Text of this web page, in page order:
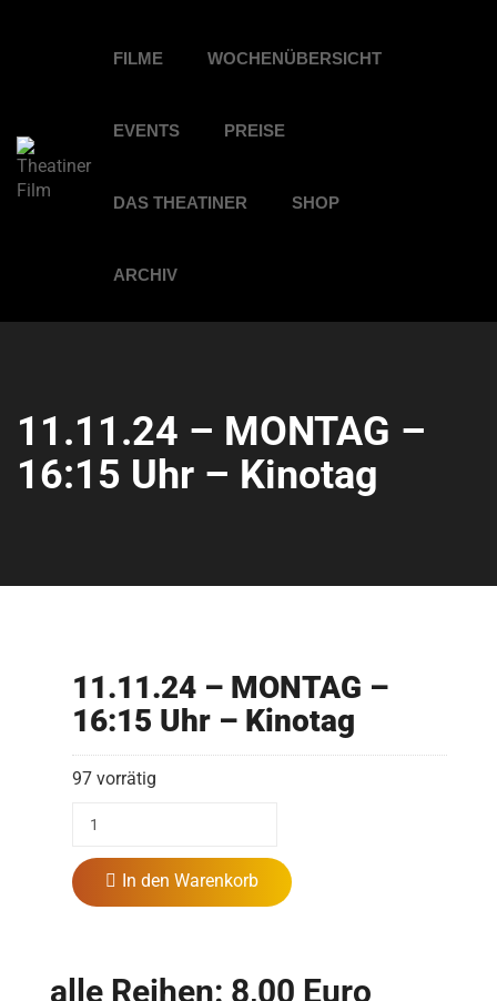
FILME WOCHENÜBERSICHT
EVENTS PREISE
DAS THEATINER SHOP
ARCHIV
11.11.24 – MONTAG –
16:15 Uhr – Kinotag
11.11.24 – MONTAG –
16:15 Uhr – Kinotag
97 vorrätig
In den Warenkorb
alle Reihen: 8,00 Euro